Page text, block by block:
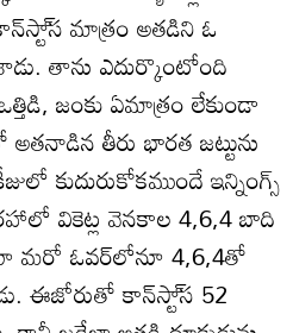
మాత్రం అతడిని ఓ
తాను ఎదుర్కొంటోంది
జంకు ఏమాత్రం లేకుండా
తీరు భారత జట్టును
కుదురుకోకముందే ఇన్నింగ్స్‌
వికెట్ల వెనకాల 4,6,4 బాది
మరో ఓవర్‌లోనూ 4,6,4తో
ఈజోరుతో కాన్‌స్టా్‌స 52